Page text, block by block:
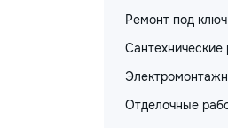
Ремонт под ключ
Сантехнические
Отделочные